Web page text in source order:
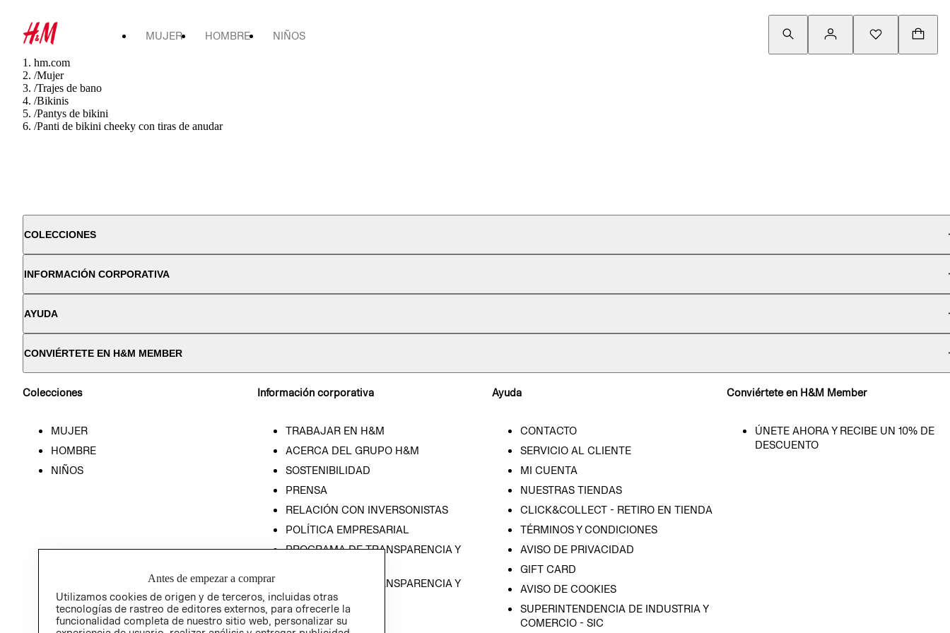
MUJER HOMBRE NIÑOS
hm.com
/Mujer
/Trajes de bano
/Bikinis
/Pantys de bikini
/Panti de bikini cheeky con tiras de anudar
COLECCIONES
INFORMACIÓN CORPORATIVA
AYUDA
CONVIÉRTETE EN H&M MEMBER
Colecciones
MUJER
HOMBRE
NIÑOS
Información corporativa
TRABAJAR EN H&M
ACERCA DEL GRUPO H&M
SOSTENIBILIDAD
PRENSA
RELACIÓN CON INVERSONISTAS
POLÍTICA EMPRESARIAL
PROGRAMA DE TRANSPARENCIA Y
PROGRAMA DE TRANSPARENCIA Y
ÉTICA (INGLÉS)
Ayuda
CONTACTO
SERVICIO AL CLIENTE
MI CUENTA
NUESTRAS TIENDAS
CLICK&COLLECT - RETIRO EN TIENDA
TÉRMINOS Y CONDICIONES
AVISO DE PRIVACIDAD
GIFT CARD
AVISO DE COOKIES
SUPERINTENDENCIA DE INDUSTRIA Y
COMERCIO - SIC
Conviértete en H&M Member
ÚNETE AHORA Y RECIBE UN 10% DE
DESCUENTO
Antes de empezar a comprar
Utilizamos cookies de origen y de terceros, incluidas otras
tecnologías de rastreo de editores externos, para ofrecerle la
funcionalidad completa de nuestro sitio web, personalizar su